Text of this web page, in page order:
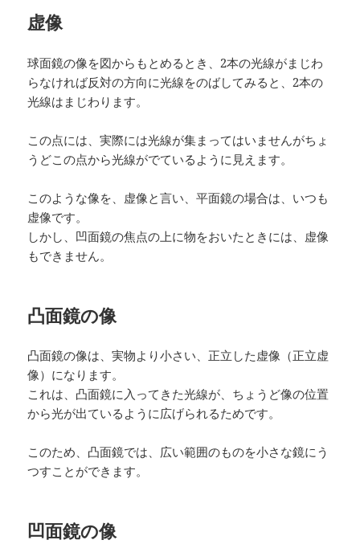
虚像
球面鏡の像を図からもとめるとき、2本の光線がまじわ
らなければ反対の方向に光線をのばしてみると、2本の
光線はまじわります。
この点には、実際には光線が集まってはいませんがちょ
うどこの点から光線がでているように見えます。
このような像を、虚像と言い、平面鏡の場合は、いつも
虚像です。
しかし、凹面鏡の焦点の上に物をおいたときには、虚像
もできません。
凸面鏡の像
凸面鏡の像は、実物より小さい、正立した虚像（正立虚
像）になります。
これは、凸面鏡に入ってきた光線が、ちょうど像の位置
から光が出ているように広げられるためです。
このため、凸面鏡では、広い範囲のものを小さな鏡にう
つすことができます。
凹面鏡の像